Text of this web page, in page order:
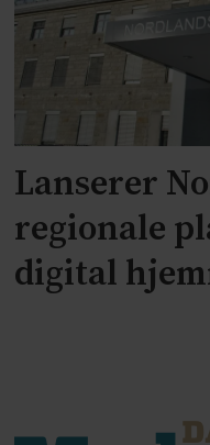
Lanserer
regionale
digital